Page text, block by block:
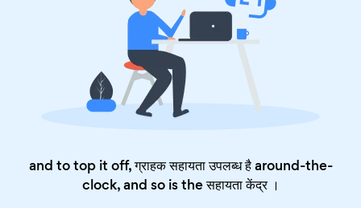
and to top it off, ग्राहक सहायता उपलब्ध है around-the-
clock, and so is theसहायता केंद्र।